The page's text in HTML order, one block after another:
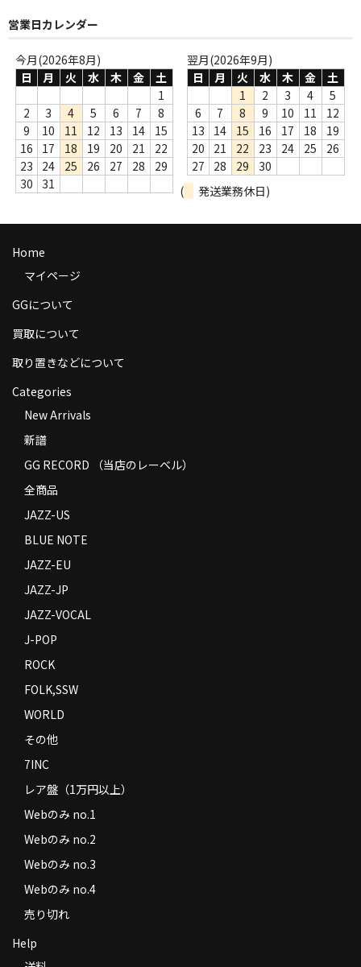
Webのみ no.1
Webのみ no.2
Webのみ no.3
Webのみ no.4
売り切れ
Help
送料
商品の発送
返品
コンディション
Privacy Policy
Contact
営業日カレンダー
今月(2026年8月)
日
月 火 水 木 金
土
1
2
3 4 5 6 7
8
9
10 11 12 13 14
15
16
17 18 19 20 21
22
23
24 25 26 27 28
29
30
31
翌月(2026年9月)
日
月 火 水 木 金
土
1
2 3 4
5
6
7 8 9 10 11
12
13
14 15 16 17 18
19
20
21 22 23 24 25
26
27
28 29
30
(
発送業務休日)
Home
マイページ
GGについて
買取について
取り置きなどについて
Categories
New Arrivals
新譜
GG RECORD （当店のレーベル）
全商品
JAZZ-US
BLUE NOTE
JAZZ-EU
JAZZ-JP
JAZZ-VOCAL
J-POP
ROCK
FOLK,SSW
WORLD
その他
7INC
レア盤（1万円以上）
Webのみ no.1
Webのみ no.2
Webのみ no.3
Webのみ no.4
売り切れ
Help